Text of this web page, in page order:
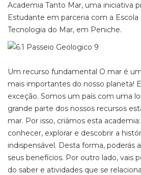
Academia Tanto Mar, uma iniciativa
Estudante em parceria com a Escola
Tecnologia do Mar, em Peniche.
Um recurso fundamental O mar é
mais importantes do nosso planeta!
exceção. Somos um país com uma
grande parte dos nossos recursos
mar. Por isso, criámos esta
conhecer, explorar e descobrir a
indispensável. Desta forma, poderás
seus benefícios. Por outro lado, vais
do saber e atividades que se